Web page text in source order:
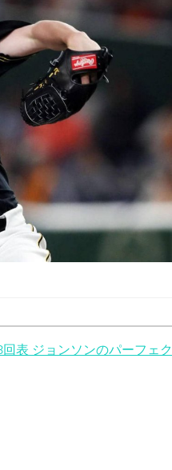
表 ジョンソンのパーフェク